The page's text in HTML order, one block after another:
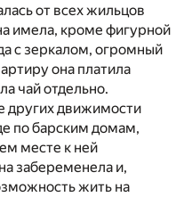
от всех жильцов
имела, кроме фигурной
с зеркалом, огромный
она платила
чай отдельно.
других движимости
по барским домам,
месте к ней
забеременела и,
жить на